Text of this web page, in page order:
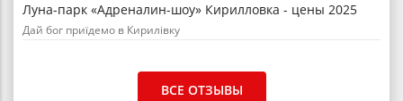
Луна-парк «Адреналин-шоу» Кирилловка - цены 2025
Дай бог приїдемо в Кирилівку
ВСЕ ОТЗЫВЫ